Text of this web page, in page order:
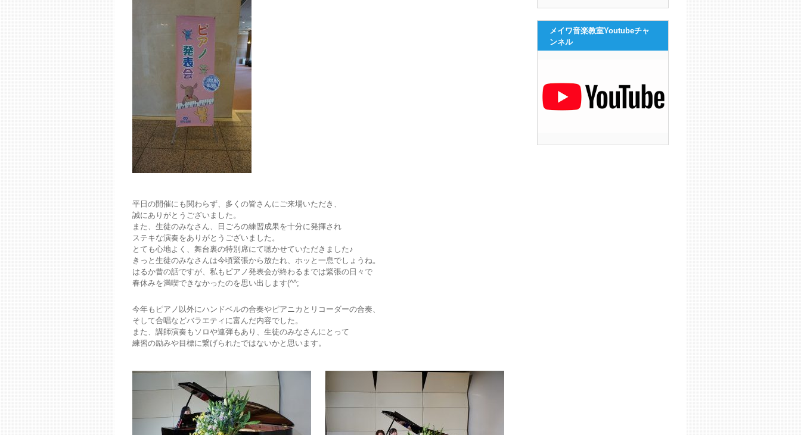
平日の開催にも関わらず、多くの皆さんにご来場いただき、
誠にありがとうございました。
また、生徒のみなさん、日ごろの練習成果を十分に発揮され
ステキな演奏をありがとうございました。
とても心地よく、舞台裏の特別席にて聴かせていただきました♪
きっと生徒のみなさんは今頃緊張から放たれ、ホッと一息でしょうね。
はるか昔の話ですが、私もピアノ発表会が終わるまでは緊張の日々で
春休みを満喫できなかったのを思い出します(^^;
今年もピアノ以外にハンドベルの合奏やピアニカとリコーダーの合奏、
そして合唱などバラエティに富んだ内容でした。
また、講師演奏もソロや連弾もあり、生徒のみなさんにとって
練習の励みや目標に繋げられたではないかと思います。
メイワ音楽教室Youtubeチャ
ンネル